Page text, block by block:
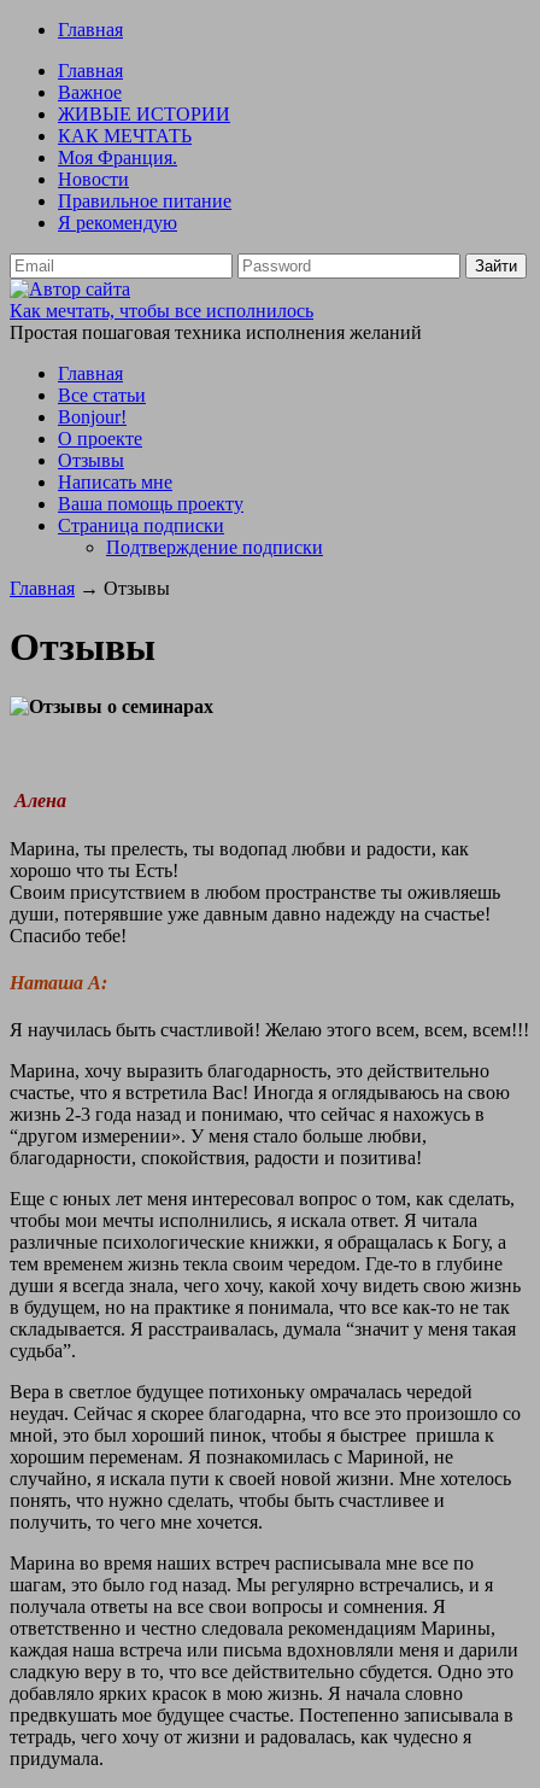
Главная
Главная
Важное
ЖИВЫЕ ИСТОРИИ
КАК МЕЧТАТЬ
Моя Франция.
Новости
Правильное питание
Я рекомендую
Зайти
Как мечтать, чтобы все исполнилось
Простая пошаговая техника исполнения желаний
Главная
Все статьи
Bonjour!
О проекте
Отзывы
Написать мне
Ваша помощь проекту
Страница подписки
Подтверждение подписки
Главная → Отзывы
Отзывы
Алена
Марина, ты прелесть, ты водопад любви и радости, как
хорошо что ты Есть!
Своим присутствием в любом пространстве ты оживляешь
души, потерявшие уже давным давно надежду на счастье!
Спасибо тебе!
Наташа А:
Я научилась быть счастливой! Желаю этого всем, всем, всем!!!
Марина, хочу выразить благодарность, это действительно
счастье, что я встретила Вас! Иногда я оглядываюсь на свою
жизнь 2-3 года назад и понимаю, что сейчас я нахожусь в
“другом измерении». У меня стало больше любви,
благодарности, спокойствия, радости и позитива!
Еще с юных лет меня интересовал вопрос о том, как сделать,
чтобы мои мечты исполнились, я искала ответ. Я читала
различные психологические книжки, я обращалась к Богу, а
тем временем жизнь текла своим чередом. Где-то в глубине
души я всегда знала, чего хочу, какой хочу видеть свою жизнь
в будущем, но на практике я понимала, что все как-то не так
складывается. Я расстраивалась, думала “значит у меня такая
судьба”.
Вера в светлое будущее потихоньку омрачалась чередой
неудач. Сейчас я скорее благодарна, что все это произошло со
мной, это был хороший пинок, чтобы я быстрее пришла к
хорошим переменам. Я познакомилась с Мариной, не
случайно, я искала пути к своей новой жизни. Мне хотелось
понять, что нужно сделать, чтобы быть счастливее и
получить, то чего мне хочется.
Марина во время наших встреч расписывала мне все по
шагам, это было год назад. Мы регулярно встречались, и я
получала ответы на все свои вопросы и сомнения. Я
ответственно и честно следовала рекомендациям Марины,
каждая наша встреча или письма вдохновляли меня и дарили
сладкую веру в то, что все действительно сбудется. Одно это
добавляло ярких красок в мою жизнь. Я начала словно
предвкушать мое будущее счастье. Постепенно записывала в
тетрадь, чего хочу от жизни и радовалась, как чудесно я
придумала.